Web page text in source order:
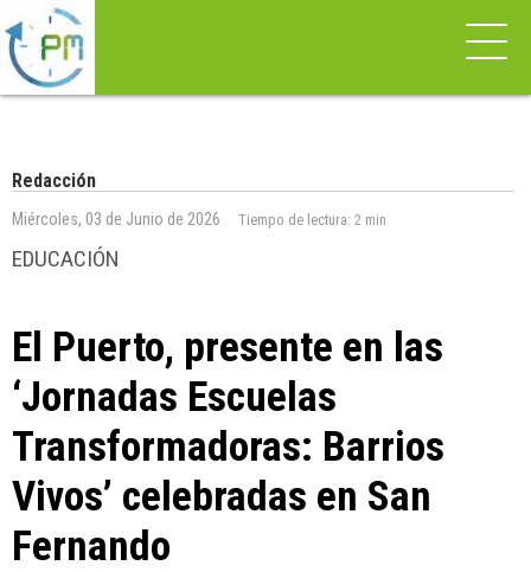
Redacción
Miércoles, 03 de Junio de 2026 Tiempo de lectura: 2 min
EDUCACIÓN
El Puerto, presente en las
‘Jornadas Escuelas
Transformadoras: Barrios
Vivos’ celebradas en San
Fernando